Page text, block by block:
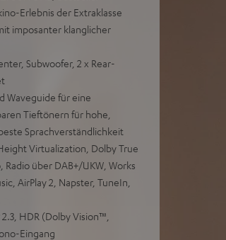
Erlebnis der Extraklasse
imposanter klanglicher
Subwoofer, 2 x Rear-
Waveguide für eine
Tieftönern für hohe,
Sprachverständlichkeit
Virtualization, Dolby True
Radio über DAB+/UKW, Works
AirPlay 2, Napster, TuneIn,
HDR (Dolby Vision™,
Eingang